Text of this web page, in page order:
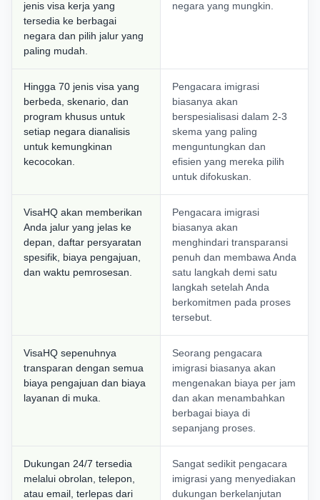
jenis visa kerja yang
tersedia ke berbagai
negara dan pilih jalur yang
paling mudah.
negara yang mungkin.
Hingga 70 jenis visa yang
berbeda, skenario, dan
program khusus untuk
setiap negara dianalisis
untuk kemungkinan
kecocokan.
Pengacara imigrasi
biasanya akan
berspesialisasi dalam 2-3
skema yang paling
menguntungkan dan
efisien yang mereka pilih
untuk difokuskan.
VisaHQ akan memberikan
Anda jalur yang jelas ke
depan, daftar persyaratan
spesifik, biaya pengajuan,
dan waktu pemrosesan.
Pengacara imigrasi
biasanya akan
menghindari transparansi
penuh dan membawa Anda
satu langkah demi satu
langkah setelah Anda
berkomitmen pada proses
tersebut.
VisaHQ sepenuhnya
transparan dengan semua
biaya pengajuan dan biaya
layanan di muka.
Seorang pengacara
imigrasi biasanya akan
mengenakan biaya per jam
dan akan menambahkan
berbagai biaya di
sepanjang proses.
Dukungan 24/7 tersedia
melalui obrolan, telepon,
atau email, terlepas dari
Sangat sedikit pengacara
imigrasi yang menyediakan
dukungan berkelanjutan